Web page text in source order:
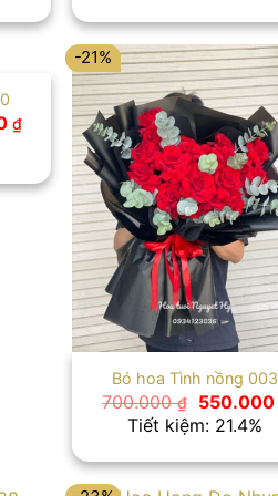
650.000 ₫.
₫Giá
600.000 ₫.
-21%
Bó hoa Tình nồng 003
700.000₫
Giá
gốc
là:
550.000
Tiết kiệm: 21.4%